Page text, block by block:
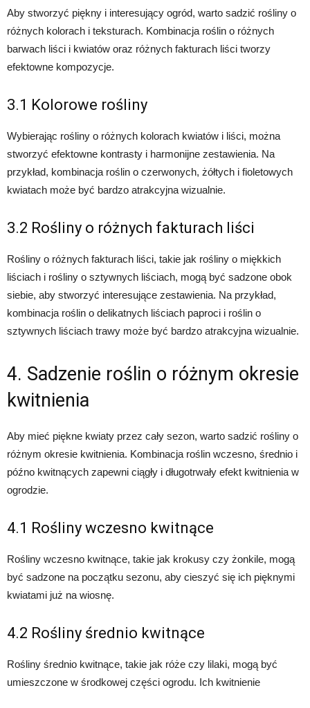
Aby stworzyć piękny i interesujący ogród, warto sadzić rośliny o
różnych kolorach i teksturach. Kombinacja roślin o różnych
barwach liści i kwiatów oraz różnych fakturach liści tworzy
efektowne kompozycje.
3.1 Kolorowe rośliny
Wybierając rośliny o różnych kolorach kwiatów i liści, można
stworzyć efektowne kontrasty i harmonijne zestawienia. Na
przykład, kombinacja roślin o czerwonych, żółtych i fioletowych
kwiatach może być bardzo atrakcyjna wizualnie.
3.2 Rośliny o różnych fakturach liści
Rośliny o różnych fakturach liści, takie jak rośliny o miękkich
liściach i rośliny o sztywnych liściach, mogą być sadzone obok
siebie, aby stworzyć interesujące zestawienia. Na przykład,
kombinacja roślin o delikatnych liściach paproci i roślin o
sztywnych liściach trawy może być bardzo atrakcyjna wizualnie.
4. Sadzenie roślin o różnym okresie
kwitnienia
Aby mieć piękne kwiaty przez cały sezon, warto sadzić rośliny o
różnym okresie kwitnienia. Kombinacja roślin wczesno, średnio i
późno kwitnących zapewni ciągły i długotrwały efekt kwitnienia w
ogrodzie.
4.1 Rośliny wczesno kwitnące
Rośliny wczesno kwitnące, takie jak krokusy czy żonkile, mogą
być sadzone na początku sezonu, aby cieszyć się ich pięknymi
kwiatami już na wiosnę.
4.2 Rośliny średnio kwitnące
Rośliny średnio kwitnące, takie jak róże czy lilaki, mogą być
umieszczone w środkowej części ogrodu. Ich kwitnienie